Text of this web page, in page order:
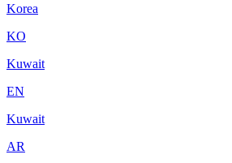
Korea
KO
Kuwait
EN
Kuwait
AR